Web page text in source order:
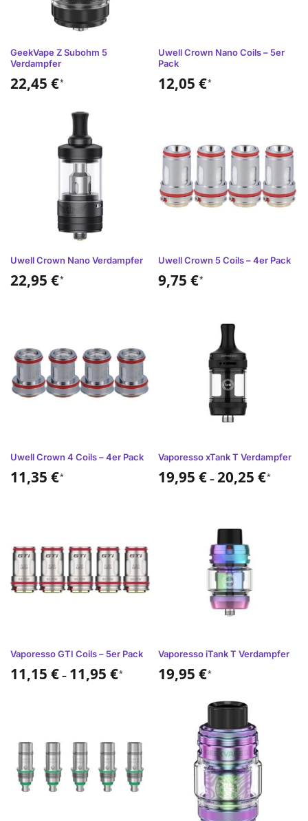
GeekVape Z Subohm 5
Verdampfer
22,45 €*
Uwell Crown Nano Coils – 5er
Pack
12,05 €*
Uwell Crown Nano Verdampfer
22,95 €*
Uwell Crown 5 Coils – 4er Pack
9,75 €*
Uwell Crown 4 Coils – 4er Pack
11,35 €*
Vaporesso xTank T Verdampfer
19,95 € – 20,25 €*
Vaporesso GTI Coils – 5er Pack
11,15 € – 11,95 €*
Vaporesso iTank T Verdampfer
19,95 €*